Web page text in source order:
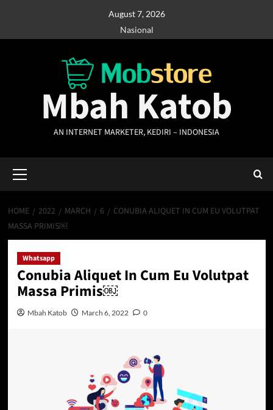
content
August 7, 2026
Nasional
Mbah Katob
AN INTERNET MARKETER, KEDIRI – INDONESIA
Menu
HOME 2022 MARCH 6
CONUBIA ALIQUET IN CUM EU VOLUTPAT
MASSA PRIMIS￼
Whatsapp
Conubia Aliquet In Cum Eu Volutpat
Massa Primis￼
Mbah Katob March 6, 2022 0